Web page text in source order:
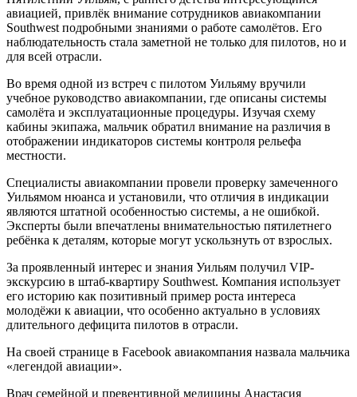
авиацией, привлёк внимание сотрудников авиакомпании
Southwest подробными знаниями о работе самолётов. Его
наблюдательность стала заметной не только для пилотов, но и
для всей отрасли.
Во время одной из встреч с пилотом Уильяму вручили
учебное руководство авиакомпании, где описаны системы
самолёта и эксплуатационные процедуры. Изучая схему
кабины экипажа, мальчик обратил внимание на различия в
отображении индикаторов системы контроля рельефа
местности.
Специалисты авиакомпании провели проверку замеченного
Уильямом нюанса и установили, что отличия в индикации
являются штатной особенностью системы, а не ошибкой.
Эксперты были впечатлены внимательностью пятилетнего
ребёнка к деталям, которые могут ускользнуть от взрослых.
За проявленный интерес и знания Уильям получил VIP-
экскурсию в штаб-квартиру Southwest. Компания использует
его историю как позитивный пример роста интереса
молодёжи к авиации, что особенно актуально в условиях
длительного дефицита пилотов в отрасли.
На своей странице в Facebook авиакомпания назвала мальчика
«легендой авиации».
Врач семейной и превентивной медицины Анастасия